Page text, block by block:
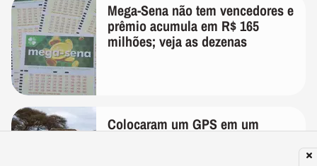
Mega-Sena não tem vencedores e
prêmio acumula em R$ 165
milhões; veja as dezenas
Colocaram um GPS em um